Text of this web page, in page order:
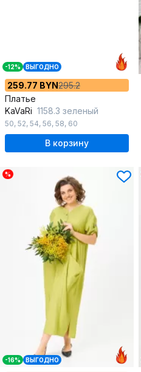
-12% ВЫГОДНО
259.77 BYN295.2
Платье
KaVaRi 1158.3 зеленый
50, 52, 54, 56, 58, 60
В корзину
%
-16% ВЫГОДНО